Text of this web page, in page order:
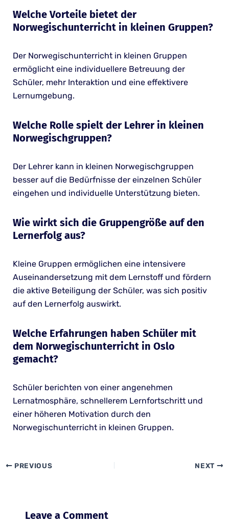
Welche Vorteile bietet der
Norwegischunterricht in kleinen Gruppen?
Der Norwegischunterricht in kleinen Gruppen
ermöglicht eine individuellere Betreuung der
Schüler, mehr Interaktion und eine effektivere
Lernumgebung.
Welche Rolle spielt der Lehrer in kleinen
Norwegischgruppen?
Der Lehrer kann in kleinen Norwegischgruppen
besser auf die Bedürfnisse der einzelnen Schüler
eingehen und individuelle Unterstützung bieten.
Wie wirkt sich die Gruppengröße auf den
Lernerfolg aus?
Kleine Gruppen ermöglichen eine intensivere
Auseinandersetzung mit dem Lernstoff und fördern
die aktive Beteiligung der Schüler, was sich positiv
auf den Lernerfolg auswirkt.
Welche Erfahrungen haben Schüler mit
dem Norwegischunterricht in Oslo
gemacht?
Schüler berichten von einer angenehmen
Lernatmosphäre, schnellerem Lernfortschritt und
einer höheren Motivation durch den
Norwegischunterricht in kleinen Gruppen.
PREVIOUS NEXT
Leave a Comment